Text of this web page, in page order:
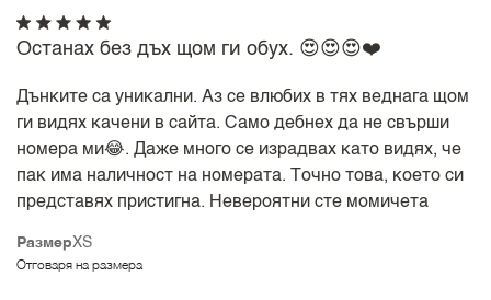
РазмерXS
Отговаря на размера
Останах без дъх щом ги обух. 😍😍😍❤️
Дънките са уникални. Аз се влюбих в тях веднага щом
ги видях качени в сайта. Само дебнех да не свърши
номера ми😂. Даже много се израдвах като видях, че
пак има наличност на номерата. Точно това, което си
представях пристигна. Невероятни сте момичета